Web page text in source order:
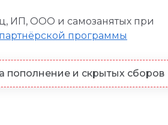
ИП, ООО и самозанятых при
партнёрской программы
пополнение и скрытых сборов